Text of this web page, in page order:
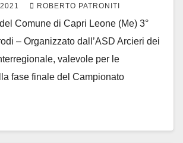
ROBERTO PATRONITI
Comune di Capri Leone (Me) 3°
– Organizzato dall’ASD Arcieri dei
valevole per le
fase finale del Campionato